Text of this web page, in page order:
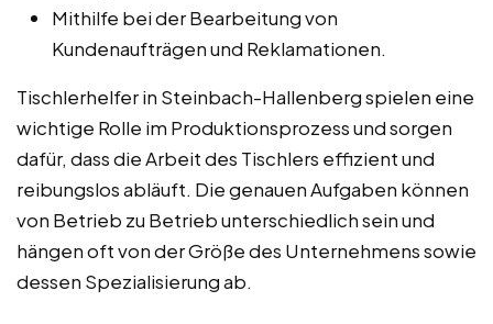
Mithilfe bei der Bearbeitung von
Kundenaufträgen und Reklamationen.
Tischlerhelfer in Steinbach-Hallenberg spielen eine
wichtige Rolle im Produktionsprozess und sorgen
dafür, dass die Arbeit des Tischlers effizient und
reibungslos abläuft. Die genauen Aufgaben können
von Betrieb zu Betrieb unterschiedlich sein und
hängen oft von der Größe des Unternehmens sowie
dessen Spezialisierung ab.